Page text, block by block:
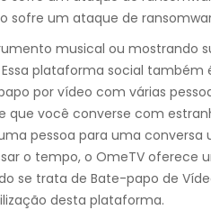
sofre um ataque de
musical ou mostrando
plataforma social
por vídeo com várias
que você converse com
pessoa para uma conversa
o tempo, o OmeTV
se trata de Bate-papo de
desta plataforma.